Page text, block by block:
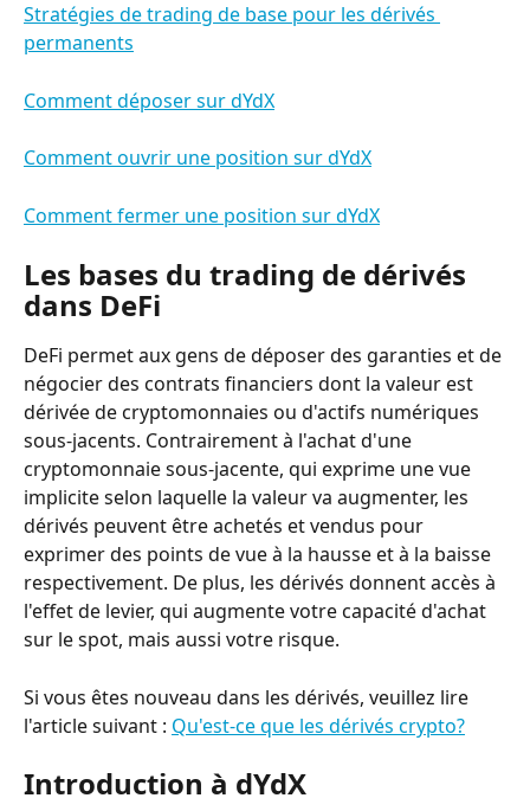
Stratégies de trading de base pour les dérivés
permanents
Comment déposer sur dYdX
Comment ouvrir une position sur dYdX
Comment fermer une position sur dYdX
Les bases du trading de dérivés
dans DeFi
DeFi permet aux gens de déposer des garanties et de
négocier des contrats financiers dont la valeur est
dérivée de cryptomonnaies ou d'actifs numériques
sous-jacents. Contrairement à l'achat d'une
cryptomonnaie sous-jacente, qui exprime une vue
implicite selon laquelle la valeur va augmenter, les
dérivés peuvent être achetés et vendus pour
exprimer des points de vue à la hausse et à la baisse
respectivement. De plus, les dérivés donnent accès à
l'effet de levier, qui augmente votre capacité d'achat
sur le spot, mais aussi votre risque.
Si vous êtes nouveau dans les dérivés, veuillez lire
l'article suivant : Qu'est-ce que les dérivés crypto?
Introduction à dYdX